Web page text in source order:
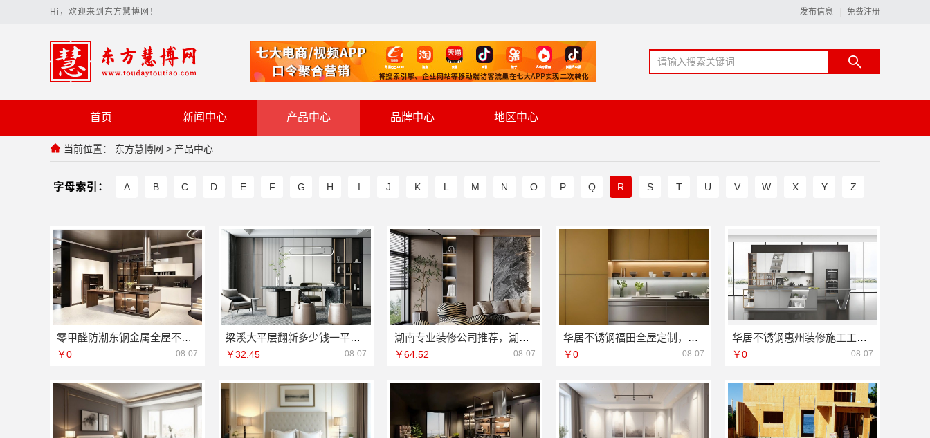
Hi，欢迎来到东方慧博网！ 发布信息 免费注册
首页 新闻中心 产品中心 品牌中心 地区中心
当前位置： 东方慧博网 > 产品中心
字母索引： A B C D E F G H I J K L M N O P Q R S T U V W X Y Z
零甲醛防潮东钢金属全屋不锈钢定制江苏东钢金属科技有限公司
￥0 08-07
梁溪大平层翻新多少钱一平？无锡亿莱居为您揭秘
￥32.45 08-07
湖南专业装修公司推荐，湖南美学筑家建材有限公司源头直供
￥64.52 08-07
华居不锈钢福田全屋定制，专业设计省心到家
￥0 08-07
华居不锈钢惠州装修施工工艺规范
￥0 08-07